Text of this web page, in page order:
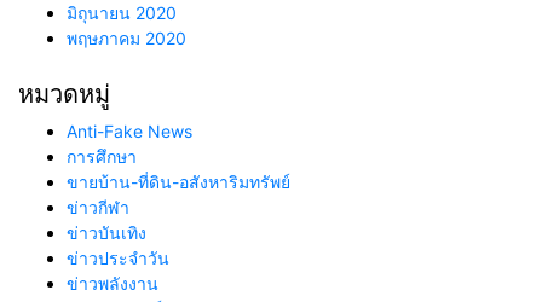
มิถุนายน 2020
พฤษภาคม 2020
หมวดหมู่
Anti-Fake News
การศึกษา
ขายบ้าน-ที่ดิน-อสังหาริมทรัพย์
ข่าวกีฬา
ข่าวบันเทิง
ข่าวประจำวัน
ข่าวพลังงาน